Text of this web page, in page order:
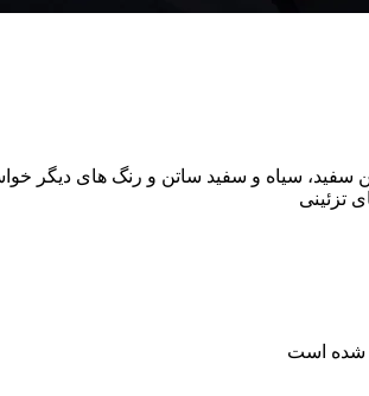
سیاه و سفید ساتن و رنگ های دیگر
تزئینی
شده است